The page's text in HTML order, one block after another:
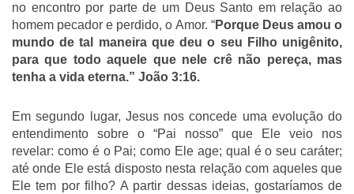
no encontro por parte de um Deus Santo em relação ao
homem pecador e perdido, o Amor. “Porque Deus amou o
mundo de tal maneira que deu o seu Filho unigênito,
para que todo aquele que nele crê não pereça, mas
tenha a vida eterna.” João 3:16.
Em segundo lugar, Jesus nos concede uma evolução do
entendimento sobre o “Pai nosso” que Ele veio nos
revelar: como é o Pai; como Ele age; qual é o seu caráter;
até onde Ele está disposto nesta relação com aqueles que
Ele tem por filho? A partir dessas ideias, gostaríamos de